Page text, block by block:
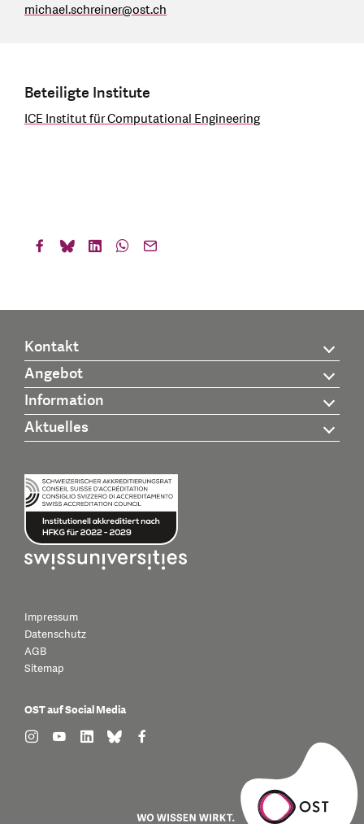
michael.schreiner@ost.ch
Beteiligte Institute
ICE Institut für Computational Engineering
Kontakt
Angebot
Information
Aktuelles
Impressum
Datenschutz
AGB
Sitemap
OST auf Social Media
find us on: instagram
find us on: youtube
find us on: linkedin
find us on: bluesky
find us on: facebook